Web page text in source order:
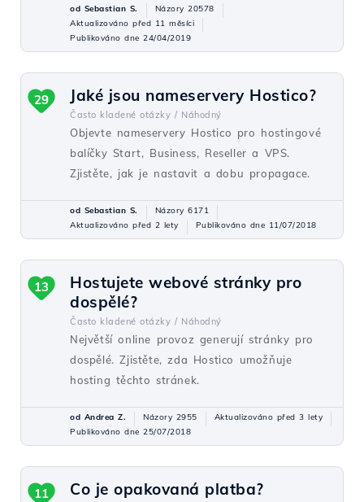
od Sebastian S.
Názory 20578
Aktualizováno před 11 měsíci
Publikováno dne 24/04/2019
Jaké jsou nameservery Hostico?
Často kladené otázky / Náhodný
Objevte nameservery Hostico pro hostingové
balíčky Start, Business, Reseller a VPS.
Zjistěte, jak je nastavit a dobu propagace.
29
od Sebastian S.
Názory 6171
Aktualizováno před 2 lety
Publikováno dne 11/07/2018
Hostujete webové stránky pro
dospělé?
Často kladené otázky / Náhodný
Největší online provoz generují stránky pro
dospělé. Zjistěte, zda Hostico umožňuje
hosting těchto stránek.
13
od Andrea Z. Názory 2955
Aktualizováno před 3 lety
Publikováno dne 25/07/2018
Co je opakovaná platba?
11